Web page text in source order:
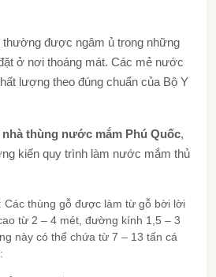
được ngâm ủ trong những
ở nơi thoáng mát. Các mẻ nước
lượng theo đúng chuẩn của Bộ Y
nhà thùng nước mắm Phú Quốc,
kiến quy trình làm nước mắm thủ
: Các thùng gỗ được làm từ gỗ bời lời
từ 2 – 4 mét, đường kính 1,5 – 3
này có thể chứa từ 7 – 13 tấn cá